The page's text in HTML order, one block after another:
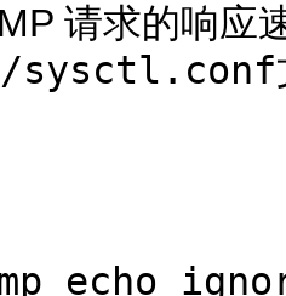
请求的响应
sysctl.conf